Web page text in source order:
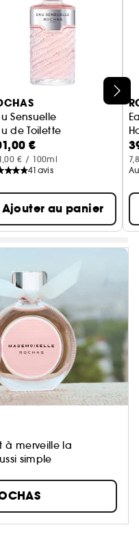
Sensuelle
de Toilette
€
€ / 100ml
41 avis
Ajouter au panier
à merveille la
simple